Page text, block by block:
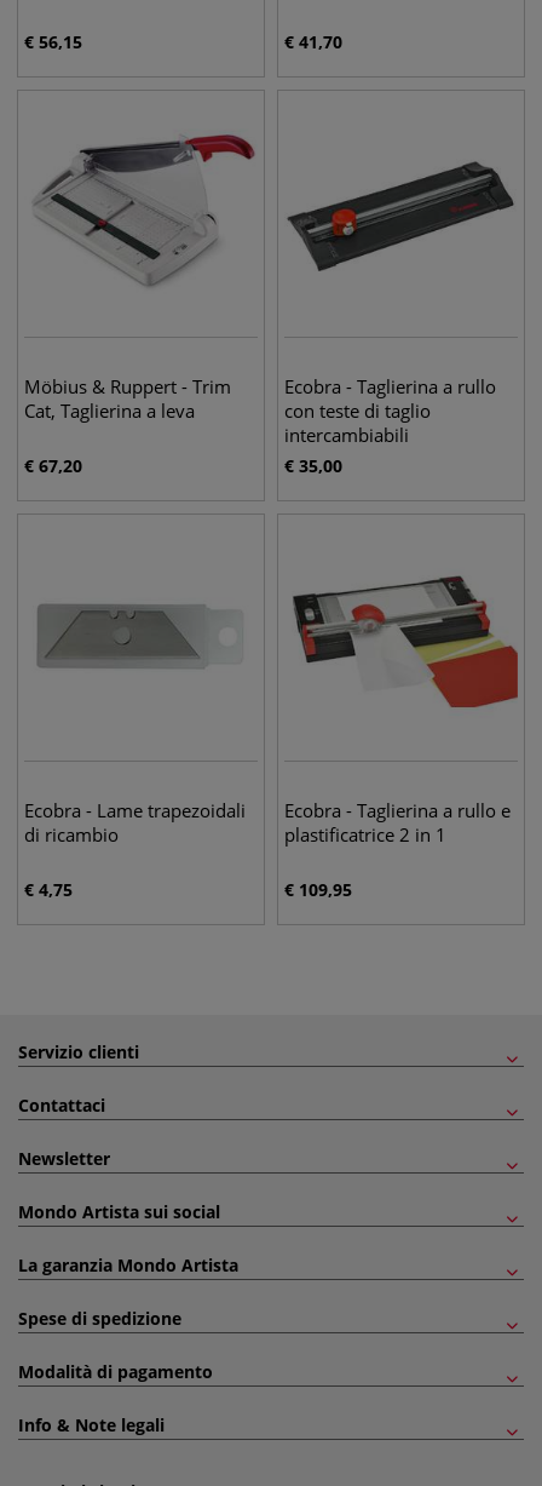
€ 56,15 € 41,70
Möbius & Ruppert - Trim
Cat, Taglierina a leva
€ 67,20
Ecobra - Taglierina a rullo
con teste di taglio
intercambiabili
€ 35,00
Ecobra - Lame trapezoidali
di ricambio
€ 4,75
Ecobra - Taglierina a rullo e
plastificatrice 2 in 1
€ 109,95
Servizio clienti
Contattaci
Newsletter
Mondo Artista sui social
La garanzia Mondo Artista
Spese di spedizione
Modalità di pagamento
Info & Note legali